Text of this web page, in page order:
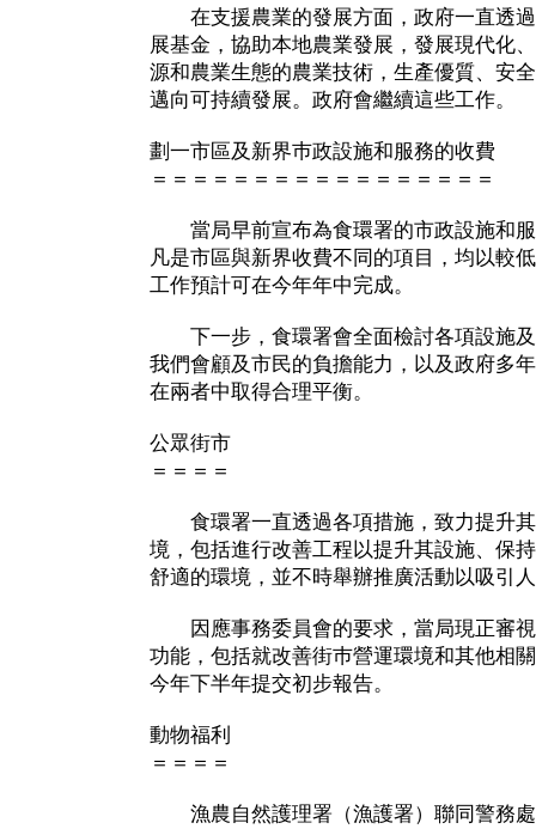
在支援農業的發展方面，政府一直透過
展基金，協助本地農業發展，發展現代化
源和農業生態的農業技術，生產優質、安
邁向可持續發展。政府會繼續這些工作。
劃一市區及新界巿政設施和服務的收費
＝＝＝＝＝＝＝＝＝＝＝＝＝＝＝＝＝
當局早前宣布為食環署的市政設施和服
凡是市區與新界收費不同的項目，均以較
工作預計可在今年年中完成。
下一步，食環署會全面檢討各項設施及
我們會顧及市民的負擔能力，以及政府多
在兩者中取得合理平衡。
公眾街市
＝＝＝＝
食環署一直透過各項措施，致力提升其
境，包括進行改善工程以提升其設施、保
舒適的環境，並不時舉辦推廣活動以吸引
因應事務委員會的要求，當局現正審視
功能，包括就改善街巿營運環境和其他相
今年下半年提交初步報告。
動物福利
＝＝＝＝
漁農自然護理署（漁護署）聯同警務處